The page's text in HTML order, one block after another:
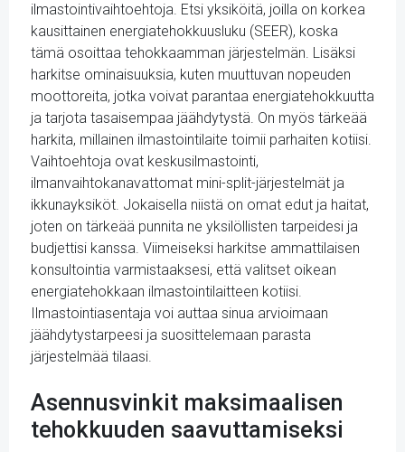
ilmastointivaihtoehtoja. Etsi yksiköitä, joilla on korkea
kausittainen energiatehokkuusluku (SEER), koska
tämä osoittaa tehokkaamman järjestelmän. Lisäksi
harkitse ominaisuuksia, kuten muuttuvan nopeuden
moottoreita, jotka voivat parantaa energiatehokkuutta
ja tarjota tasaisempaa jäähdytystä. On myös tärkeää
harkita, millainen ilmastointilaite toimii parhaiten kotiisi.
Vaihtoehtoja ovat keskusilmastointi,
ilmanvaihtokanavattomat mini-split-järjestelmät ja
ikkunayksiköt. Jokaisella niistä on omat edut ja haitat,
joten on tärkeää punnita ne yksilöllisten tarpeidesi ja
budjettisi kanssa. Viimeiseksi harkitse ammattilaisen
konsultointia varmistaaksesi, että valitset oikean
energiatehokkaan ilmastointilaitteen kotiisi.
Ilmastointiasentaja voi auttaa sinua arvioimaan
jäähdytystarpeesi ja suosittelemaan parasta
järjestelmää tilaasi.
Asennusvinkit maksimaalisen
tehokkuuden saavuttamiseksi